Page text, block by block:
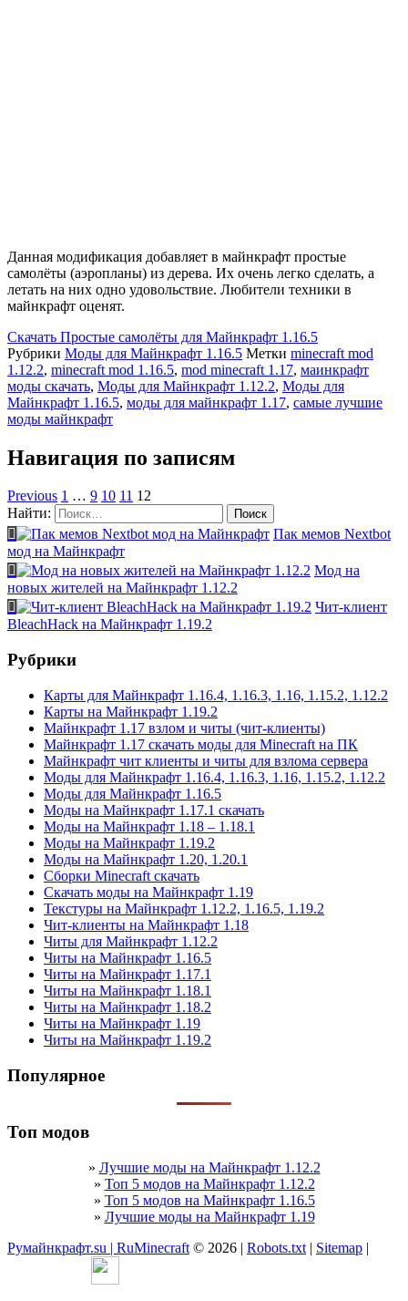
Данная модификация добавляет в майнкрафт простые
самолёты (аэропланы) из дерева. Их очень легко сделать, а
летать на них одно удовольствие. Любители техники в
майнкрафт оценят.
Скачать Простые самолёты для Майнкрафт 1.16.5
Рубрики Моды для Майнкрафт 1.16.5 Метки minecraft mod
1.12.2, minecraft mod 1.16.5, mod minecraft 1.17, маинкрафт
моды скачать, Моды для Майнкрафт 1.12.2, Моды для
Майнкрафт 1.16.5, моды для майнкрафт 1.17, самые лучшие
моды майнкрафт
Навигация по записям
Previous 1 … 9 10 11 12
Найти:
Пак мемов Nextbot
мод на Майнкрафт
Мод на
новых жителей на Майнкрафт 1.12.2
Чит-клиент
BleachHack на Майнкрафт 1.19.2
Рубрики
Карты для Майнкрафт 1.16.4, 1.16.3, 1.16, 1.15.2, 1.12.2
Карты на Майнкрафт 1.19.2
Майнкрафт 1.17 взлом и читы (чит-клиенты)
Майнкрафт 1.17 скачать моды для Minecraft на ПК
Майнкрафт чит клиенты и читы для взлома сервера
Моды для Майнкрафт 1.16.4, 1.16.3, 1.16, 1.15.2, 1.12.2
Моды для Майнкрафт 1.16.5
Моды на Майнкрафт 1.17.1 скачать
Моды на Майнкрафт 1.18 – 1.18.1
Моды на Майнкрафт 1.19.2
Моды на Майнкрафт 1.20, 1.20.1
Сборки Minecraft скачать
Скачать моды на Майнкрафт 1.19
Текстуры на Майнкрафт 1.12.2, 1.16.5, 1.19.2
Чит-клиенты на Майнкрафт 1.18
Читы для Майнкрафт 1.12.2
Читы на Майнкрафт 1.16.5
Читы на Майнкрафт 1.17.1
Читы на Майнкрафт 1.18.1
Читы на Майнкрафт 1.18.2
Читы на Майнкрафт 1.19
Читы на Майнкрафт 1.19.2
Популярное
Топ модов
» Лучшие моды на Майнкрафт 1.12.2
» Топ 5 модов на Майнкрафт 1.12.2
» Топ 5 модов на Майнкрафт 1.16.5
» Лучшие моды на Майнкрафт 1.19
Румайнкрафт.su | RuMinecraft © 2026 | Robots.txt | Sitemap |